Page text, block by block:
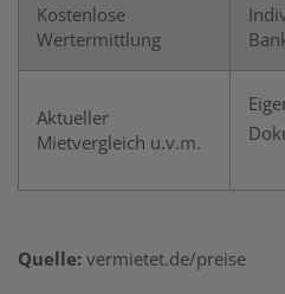
Kostenlose
Wertermittlung
Aktueller
Mietvergleich u.v.m.
Quelle: vermietet.de/preise